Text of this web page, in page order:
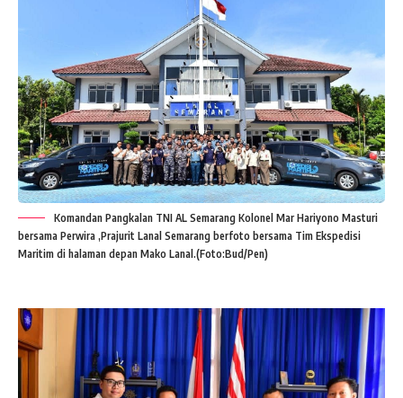
Komandan Pangkalan TNI AL Semarang Kolonel Mar Hariyono Masturi
bersama Perwira ,Prajurit Lanal Semarang berfoto bersama Tim Ekspedisi
Maritim di halaman depan Mako Lanal.(Foto:Bud/Pen)